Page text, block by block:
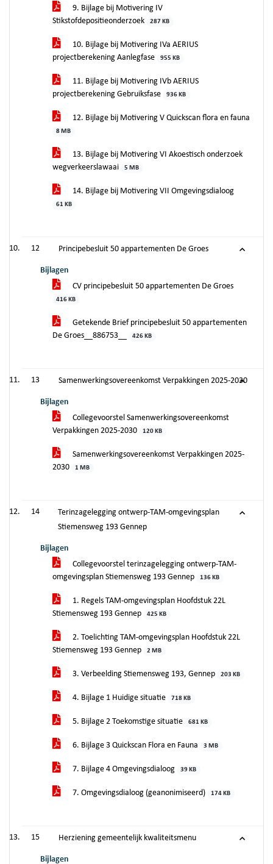
9. Bijlage bij Motivering IV
Stikstofdepositieonderzoek
287 KB
10. Bijlage bij Motivering IVa AERIUS
projectberekening Aanlegfase
955 KB
11. Bijlage bij Motivering IVb AERIUS
projectberekening Gebruiksfase
936 KB
12. Bijlage bij Motivering V Quickscan flora en fauna
8 MB
13. Bijlage bij Motivering VI Akoestisch onderzoek
wegverkeerslawaai
5 MB
14. Bijlage bij Motivering VII Omgevingsdialoog
61 KB
12 Principebesluit 50 appartementen De Groes
Bijlagen
CV principebesluit 50 appartementen De Groes
416 KB
Getekende Brief principebesluit 50 appartementen
De Groes__886753__
426 KB
13 Samenwerkingsovereenkomst Verpakkingen 2025-2030
Bijlagen
Collegevoorstel Samenwerkingsovereenkomst
Verpakkingen 2025-2030
120 KB
Samenwerkingsovereenkomst Verpakkingen 2025-
2030
1 MB
14
Terinzagelegging ontwerp-TAM-omgevingsplan
Stiemensweg 193 Gennep
Bijlagen
Collegevoorstel terinzagelegging ontwerp-TAM-
omgevingsplan Stiemensweg 193 Gennep
136 KB
1. Regels TAM-omgevingsplan Hoofdstuk 22L
Stiemensweg 193 Gennep
425 KB
2. Toelichting TAM-omgevingsplan Hoofdstuk 22L
Stiemensweg 193 Gennep
2 MB
3. Verbeelding Stiemensweg 193, Gennep 203 KB
4. Bijlage 1 Huidige situatie 718 KB
5. Bijlage 2 Toekomstige situatie 681 KB
6. Bijlage 3 Quickscan Flora en Fauna 3 MB
7. Bijlage 4 Omgevingsdialoog 39 KB
7. Omgevingsdialoog (geanonimiseerd) 174 KB
15 Herziening gemeentelijk kwaliteitsmenu
Bijlagen